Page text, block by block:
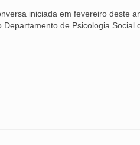
iniciada em fevereiro deste
de Psicologia Social